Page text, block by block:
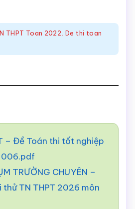
THPT Toan 2022,De thi toan
– Đề Toán thi tốt nghiệp
TRƯỜNG CHUYÊN –
thử TN THPT 2026 môn